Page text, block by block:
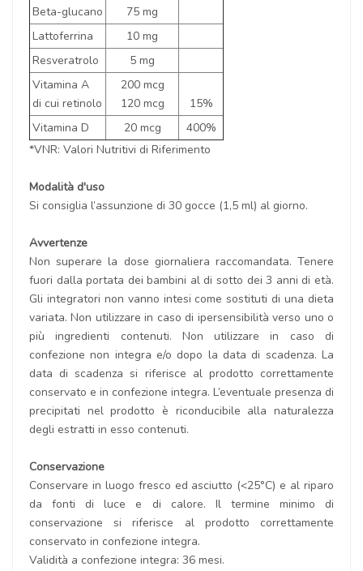
Beta-glucano
75 mg
Lattoferrina
10 mg
Resveratrolo
5 mg
Vitamina A
di cui retinolo
200 mcg
120 mcg
15%
Vitamina D
20 mcg
400%
*VNR: Valori Nutritivi di Riferimento
Modalità d'uso
Si consiglia l’assunzione di 30 gocce (1,5 ml) al giorno.
Avvertenze
Non superare la dose giornaliera raccomandata. Tenere
fuori dalla portata dei bambini al di sotto dei 3 anni di età.
Gli integratori non vanno intesi come sostituti di una dieta
variata. Non utilizzare in caso di ipersensibilità verso uno o
più ingredienti contenuti. Non utilizzare in caso di
confezione non integra e/o dopo la data di scadenza. La
data di scadenza si riferisce al prodotto correttamente
conservato e in confezione integra. L’eventuale presenza di
precipitati nel prodotto è riconducibile alla naturalezza
degli estratti in esso contenuti.
Conservazione
Conservare in luogo fresco ed asciutto (<25°C) e al riparo
da fonti di luce e di calore. Il termine minimo di
conservazione si riferisce al prodotto correttamente
conservato in confezione integra.
Validità a confezione integra: 36 mesi.